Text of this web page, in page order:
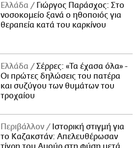
Ελλάδα
Γιώργος Παράσχος: Στο
νοσοκομείο ξανά ο ηθοποιός για
θεραπεία κατά του καρκίνου
Ελλάδα
Σέρρες: «Τα έχασα όλα» -
Οι πρώτες δηλώσεις του πατέρα
και συζύγου των θυμάτων του
τροχαίου
Περιβάλλον
Ιστορική στιγμή για
το Καζακστάν: Απελευθέρωσαν